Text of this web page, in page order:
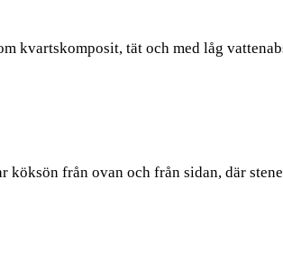
kvartskomposit, tät och med låg
från ovan och från sidan, där